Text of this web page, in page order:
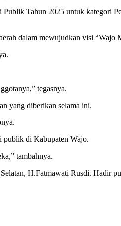
Tahun 2025 untuk kategori
dalam mewujudkan visi “Wajo
tegasnya.
yang diberikan selama ini.
publik di Kabupaten Wajo.
tambahnya.
H.Fatmawati Rusdi. Hadir